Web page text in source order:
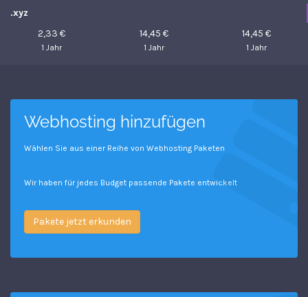
.xyz
2,33 €
1 Jahr
14,45 €
1 Jahr
14,45 €
1 Jahr
Webhosting hinzufügen
Wählen Sie aus einer Reihe von Webhosting Paketen
Wir haben für jedes Budget passende Pakete entwickelt
Pakete jetzt erkunden